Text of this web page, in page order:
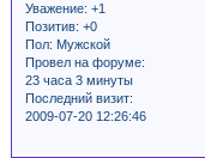
Уважение: +1
Позитив: +0
Пол: Мужской
Провел на форуме:
23 часа 3 минуты
Последний визит:
2009-07-20 12:26:46